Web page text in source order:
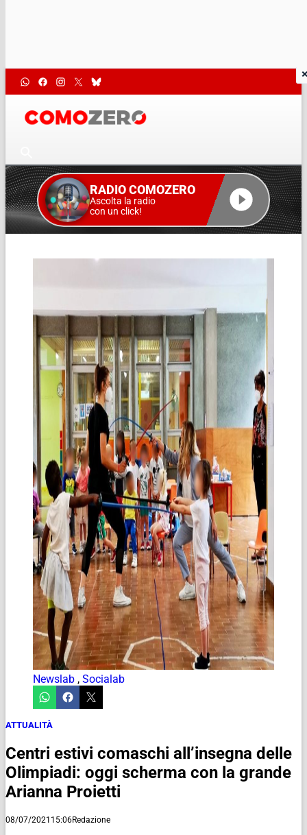
RADIO COMOZERO
Ascolta la radio
con un click!
Newslab , Socialab
ATTUALITÀ
Centri estivi comaschi all’insegna delle
Olimpiadi: oggi scherma con la grande
Arianna Proietti
08/07/2021 15:06Redazione